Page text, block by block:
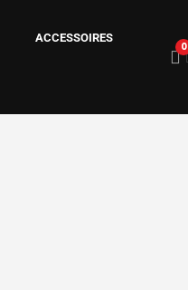
ACCESSOIRES
0